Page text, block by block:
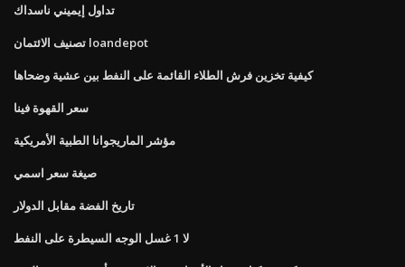
تداول إيميني ناسداك
تصنيف الائتمان loandepot
كيفية تخزين فرش الطلاء القائمة على النفط بين عشية وضحاها
سعر القهوة فينا
مؤشر الماريجوانا الطبية الأمريكية
صيغة سعر اسمي
تاريخ الفضة مقابل الدولار
لا 1 غسل الوجه السيطرة على النفط